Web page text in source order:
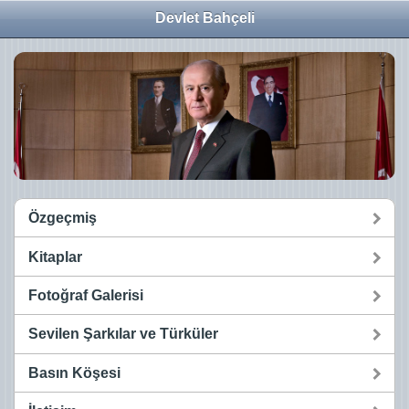
Devlet Bahçeli
Özgeçmiş
Kitaplar
Fotoğraf Galerisi
Sevilen Şarkılar ve Türküler
Basın Köşesi